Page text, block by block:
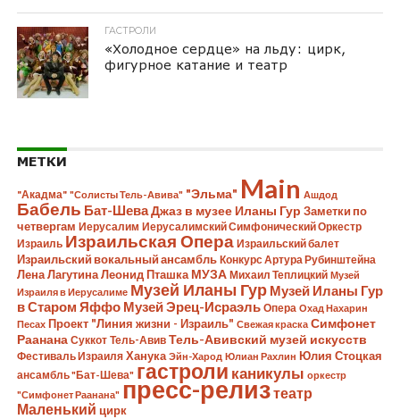
ГАСТРОЛИ
«Холодное сердце» на льду: цирк,
фигурное катание и театр
МЕТКИ
"Акадма" "Солисты Тель-Авива" "Эльма" Main Ашдод
Бабель Бат-ШеваДжаз в музее Иланы Гур Заметки по
четвергам Иерусалим Иерусалимский Симфонический Оркестр
Израиль Израильская Опера Израильский балет
Израильский вокальный ансамбль Конкурс Артура Рубинштейна
Лена Лагутина Леонид Пташка МУЗА Михаил Теплицкий Музей
Израиля в Иерусалиме Музей Иланы Гур Музей Иланы Гур
в Старом Яффо Музей Эрец-Исраэль Опера Охад Нахарин
Песах Проект "Линия жизни - Израиль" Свежая краска Симфонет
Раанана Суккот Тель-Авив Тель-Авивский музей искусств
Фестиваль Израиля Ханука Эйн-Харод Юлиан Рахлин Юлия Стоцкая
ансамбль "Бат-Шева" гастроли каникулы оркестр
"Симфонет Раанана" пресс-релизтеатр
Маленький цирк